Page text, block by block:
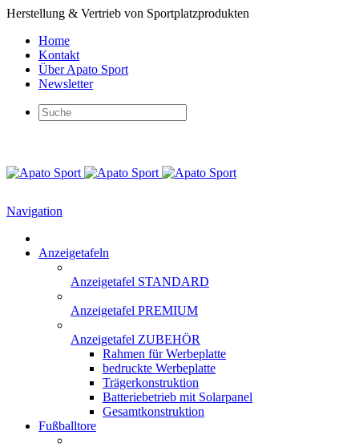
Herstellung & Vertrieb von Sportplatzprodukten
Home
Kontakt
Über Apato Sport
Newsletter
Navigation
Anzeigetafeln
Anzeigetafel STANDARD
Anzeigetafel PREMIUM
Anzeigetafel ZUBEHÖR
Rahmen für Werbeplatte
bedruckte Werbeplatte
Trägerkonstruktion
Batteriebetrieb mit Solarpanel
Gesamtkonstruktion
Fußballtore